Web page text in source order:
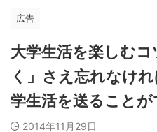
広告
大学生活を楽しむ
く」さえ忘れなけ
学生活を送ることが
2014年11月29日